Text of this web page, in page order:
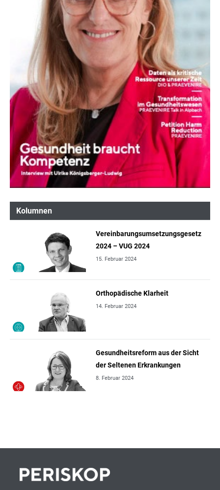
Kolumnen
Vereinbarungsumsetzungsgesetz
2024 – VUG 2024
15. Februar 2024
Orthopädische Klarheit
14. Februar 2024
Gesundheitsreform aus der Sicht
der Seltenen Erkrankungen
8. Februar 2024